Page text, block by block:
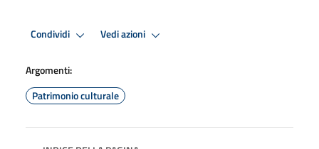
Condividi Vedi azioni
Argomenti:
Patrimonio culturale